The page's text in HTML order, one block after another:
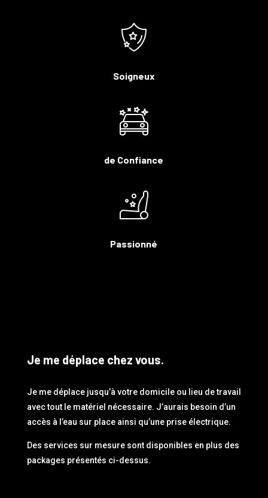
Soigneux
de Confiance
Passionné
Je me déplace chez vous.
Je me déplace jusqu’à votre domicile ou lieu de travail
avec tout le matériel nécessaire. J’aurais besoin d’un
accès à l’eau sur place ainsi qu’une prise électrique.
Des services sur mesure sont disponibles en plus des
packages présentés ci-dessus.